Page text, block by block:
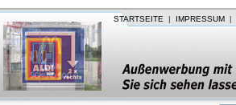
STARTSEITE | IMPRESSUM |